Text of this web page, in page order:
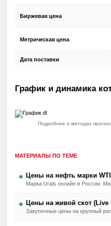
Биржевая цена
Метрическая цена
Дата поставки
График и динамика
Подробнее о методах
МАТЕРИАЛЫ ПО ТЕМЕ
Цены на нефть марки WTI
Марка Urals онлайн в России.
Цены на живой скот (Live
Закупочные цены на крупный